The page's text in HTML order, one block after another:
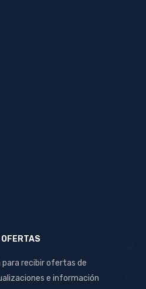
recibir ofertas de
e información